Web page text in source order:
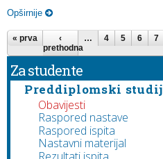
Opširnije
Stranice
« prva
‹
prethodna
… 4 5 6 7
Za studente
Preddiplomski studij
Obavijesti
Raspored nastave
Raspored ispita
Nastavni materijal